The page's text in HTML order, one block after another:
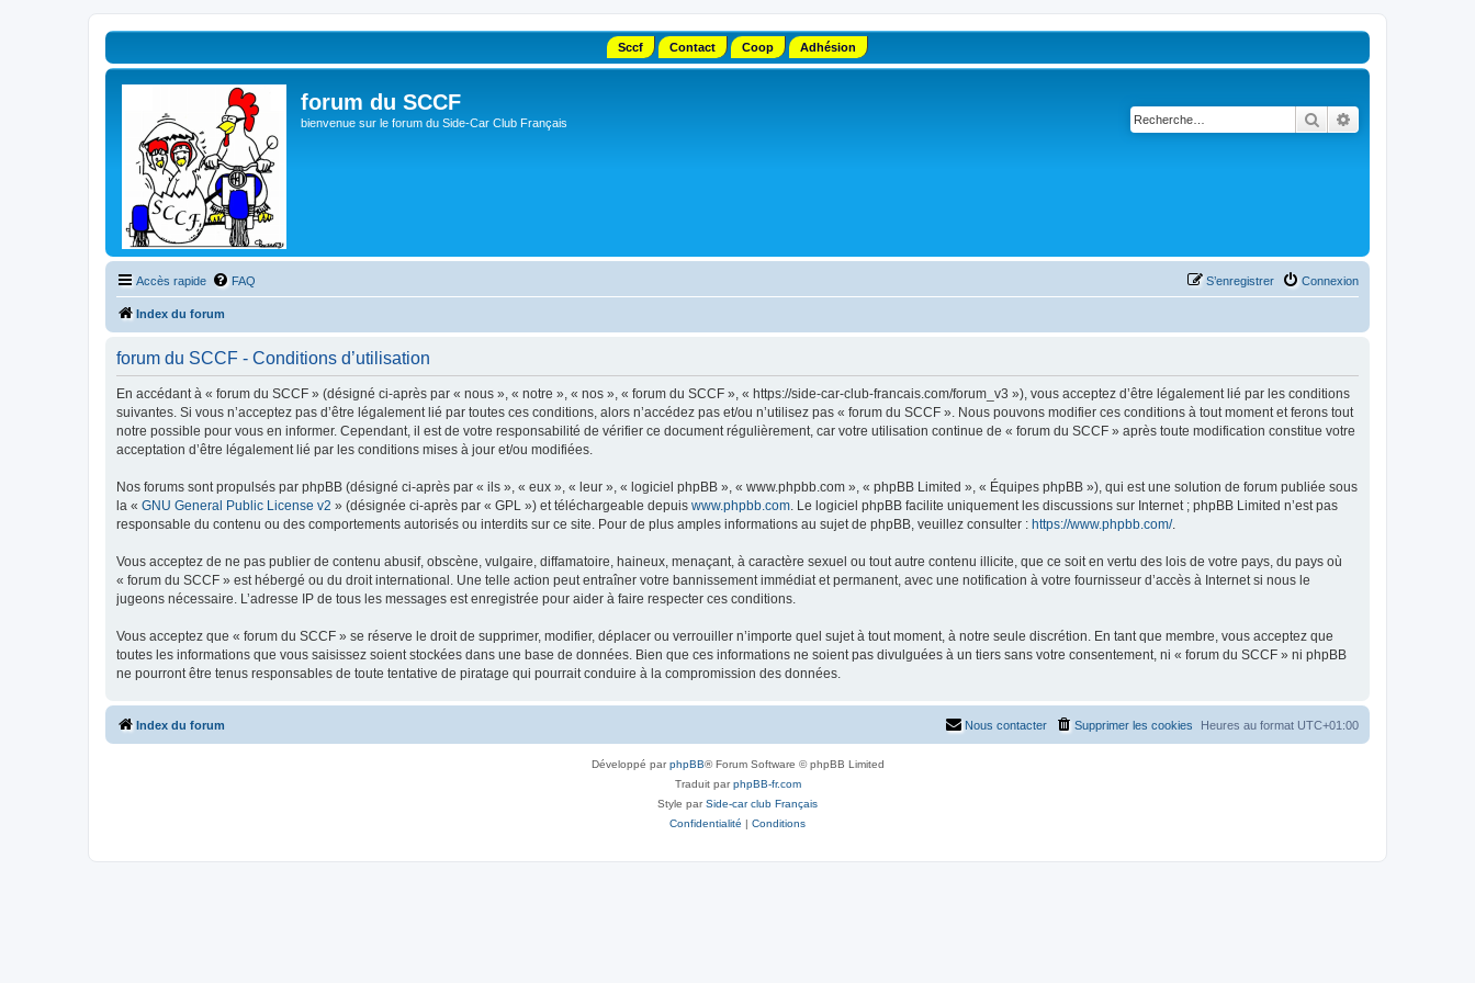
Sccf Contact Coop Adhésion
forum du SCCF
bienvenue sur le forum du Side-Car Club Français Rechercher
Accès rapide FAQ Connexion
S’enregistrer
Index du forum
forum du SCCF - Conditions d’utilisation
En accédant à « forum du SCCF » (désigné ci-après par « nous », « notre », « nos », « forum du SCCF », « https://side-car-club-francais.com/forum_v3 »), vous acceptez d’être légalement lié par les conditions
suivantes. Si vous n’acceptez pas d’être légalement lié par toutes ces conditions, alors n’accédez pas et/ou n’utilisez pas « forum du SCCF ». Nous pouvons modifier ces conditions à tout moment et ferons tout
notre possible pour vous en informer. Cependant, il est de votre responsabilité de vérifier ce document régulièrement, car votre utilisation continue de « forum du SCCF » après toute modification constitue votre
acceptation d’être légalement lié par les conditions mises à jour et/ou modifiées.
Nos forums sont propulsés par phpBB (désigné ci-après par « ils », « eux », « leur », « logiciel phpBB », « www.phpbb.com », « phpBB Limited », « Équipes phpBB »), qui est une solution de forum publiée sous
la « GNU General Public License v2 » (désignée ci-après par « GPL ») et téléchargeable depuis www.phpbb.com. Le logiciel phpBB facilite uniquement les discussions sur Internet ; phpBB Limited n’est pas
responsable du contenu ou des comportements autorisés ou interdits sur ce site. Pour de plus amples informations au sujet de phpBB, veuillez consulter : https://www.phpbb.com/.
Vous acceptez de ne pas publier de contenu abusif, obscène, vulgaire, diffamatoire, haineux, menaçant, à caractère sexuel ou tout autre contenu illicite, que ce soit en vertu des lois de votre pays, du pays où
« forum du SCCF » est hébergé ou du droit international. Une telle action peut entraîner votre bannissement immédiat et permanent, avec une notification à votre fournisseur d’accès à Internet si nous le
jugeons nécessaire. L’adresse IP de tous les messages est enregistrée pour aider à faire respecter ces conditions.
Vous acceptez que « forum du SCCF » se réserve le droit de supprimer, modifier, déplacer ou verrouiller n’importe quel sujet à tout moment, à notre seule discrétion. En tant que membre, vous acceptez que
toutes les informations que vous saisissez soient stockées dans une base de données. Bien que ces informations ne soient pas divulguées à un tiers sans votre consentement, ni « forum du SCCF » ni phpBB
ne pourront être tenus responsables de toute tentative de piratage qui pourrait conduire à la compromission des données.
Index du forum Heures au format UTC+01:00
Supprimer les cookies
Nous contacter
Développé parphpBB® Forum Software © phpBB Limited
Traduit parphpBB-fr.com
Style parSide-car club Français
Confidentialité | Conditions